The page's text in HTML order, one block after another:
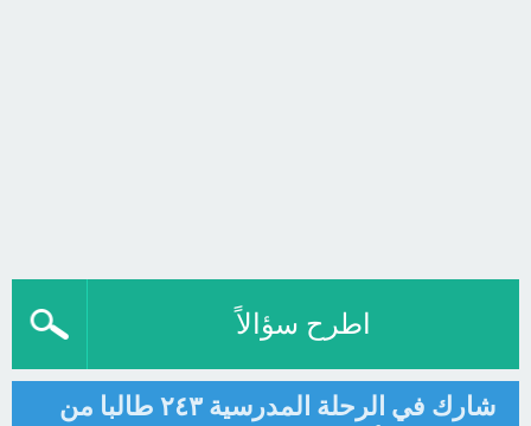
اطرح سؤالاً
شارك في الرحلة المدرسية ٢٤٣ طالبا من